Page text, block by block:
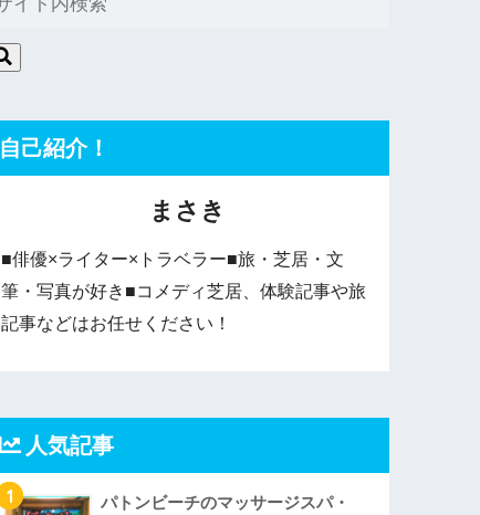
自己紹介！
まさき
■俳優×ライター×トラベラー■旅・芝居・文
筆・写真が好き■コメディ芝居、体験記事や旅
記事などはお任せください！
人気記事
1
パトンビーチのマッサージスパ・